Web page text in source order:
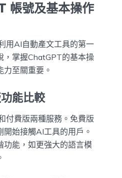
帳號及基本操作
用AI自動產文工具的第一
，掌握ChatGPT的基本操
至關重要。
能比較
付費版兩種服務。免費版
始接觸AI工具的用戶。
功能，如更強大的語言模